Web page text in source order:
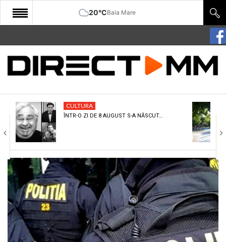
20°CBaia Mare
START
COMUNITATE
CULTURA
ECONOMIE
SANATATE
SPORT
SPECIAL
POLITIC
LIFE
CULTURA
ÎNTR-O ZI DE 8 AUGUST S-A NĂSCUT…